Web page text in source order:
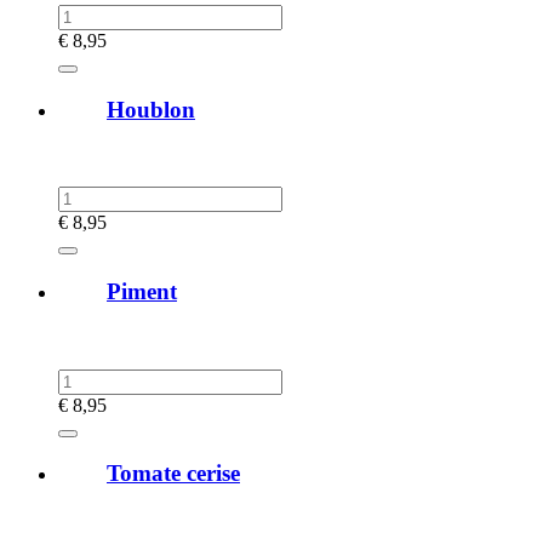
€ 8,95
Houblon
€ 8,95
Piment
€ 8,95
Tomate cerise